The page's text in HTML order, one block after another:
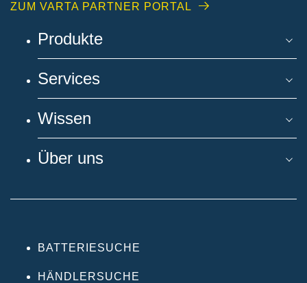
ZUM VARTA PARTNER PORTAL
Produkte
Services
Wissen
Über uns
BATTERIESUCHE
HÄNDLERSUCHE